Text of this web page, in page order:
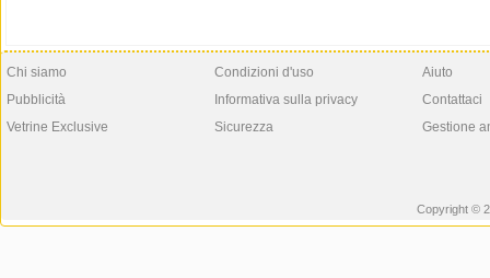
Chi siamo
Pubblicità
Vetrine Exclusive
Condizioni d'uso
Informativa sulla privacy
Sicurezza
Aiuto
Contattaci
Gestione
Copyright ©